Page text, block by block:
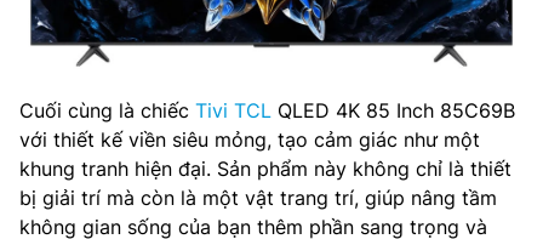
Cuối cùng là chiếc Tivi TCL QLED 4K 85 Inch 85C69B
với thiết kế viền siêu mỏng, tạo cảm giác như một
khung tranh hiện đại. Sản phẩm này không chỉ là thiết
bị giải trí mà còn là một vật trang trí, giúp nâng tầm
không gian sống của bạn thêm phần sang trọng và